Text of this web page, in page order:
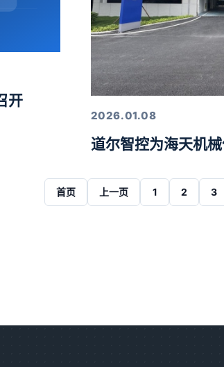
开
2026.01.08
道尔智控为海天机
首页 上一页 1 2 3